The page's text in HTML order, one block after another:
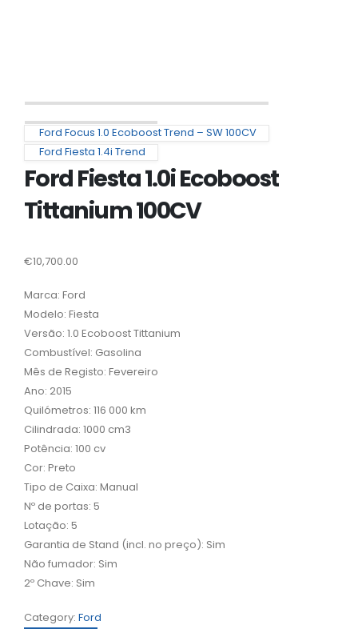
Ford Focus 1.0 Ecoboost Trend – SW 100CV
Ford Fiesta 1.4i Trend
Ford Fiesta 1.0i Ecoboost
Tittanium 100CV
€10,700.00
Marca: Ford
Modelo: Fiesta
Versão: 1.0 Ecoboost Tittanium
Combustível: Gasolina
Mês de Registo: Fevereiro
Ano: 2015
Quilómetros: 116 000 km
Cilindrada: 1000 cm3
Potência: 100 cv
Cor: Preto
Tipo de Caixa: Manual
Nº de portas: 5
Lotação: 5
Garantia de Stand (incl. no preço): Sim
Não fumador: Sim
2º Chave: Sim
Category: Ford